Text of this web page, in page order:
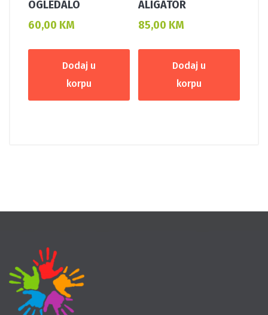
OGLEDALO
60,00 KM
Dodaj u
korpu
ALIGATOR
85,00 KM
Dodaj u
korpu